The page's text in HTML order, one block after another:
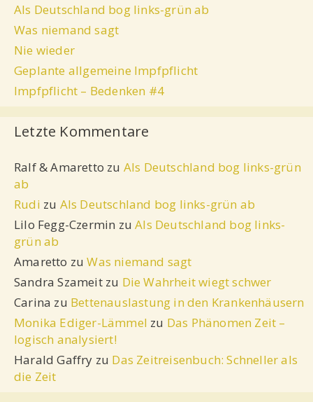
Als Deutschland bog links-grün ab
Was niemand sagt
Nie wieder
Geplante allgemeine Impfpflicht
Impfpflicht – Bedenken #4
Letzte Kommentare
Ralf & Amaretto zu Als Deutschland bog links-grün
ab
Rudi zu Als Deutschland bog links-grün ab
Lilo Fegg-Czermin zuAls Deutschland bog links-
grün ab
Amaretto zuWas niemand sagt
Sandra Szameitzu Die Wahrheit wiegt schwer
Carina zu Bettenauslastung in den Krankenhäusern
Monika Ediger-Lämmel zu Das Phänomen Zeit –
logisch analysiert!
Harald Gaffry zu Das Zeitreisenbuch: Schneller als
die Zeit